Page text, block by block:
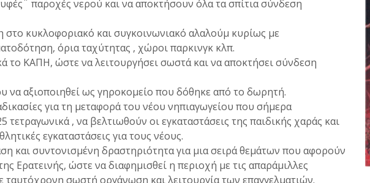
παροχές νερού και να αποκτήσουν όλα τα σπίτια σύνδεση
κυκλοφοριακό και συγκοινωνιακό αλαλούμ κυρίως με
όρια ταχύτητας , χώροι παρκινγκ κλπ.
το ΚΑΠΗ, ώστε να λειτουργήσει σωστά και να αποκτήσει σύνδεση
αξιοποιηθεί ως γηροκομείο που δόθηκε από το δωρητή.
για τη μεταφορά του νέου νηπιαγωγείου που σήμερα
τετραγωνικά , να βελτιωθούν οι εγκαταστάσεις της παιδικής χαράς και
εγκαταστάσεις για τους νέους.
και συντονισμένη δραστηριότητα για μια σειρά θεμάτων που αφορούν
Ερατεινής, ώστε να διαφημισθεί η περιοχή με τις απαράμιλλες
ταυτόχρονη σωστή οργάνωση και λειτουργία των επαγγελματιών.